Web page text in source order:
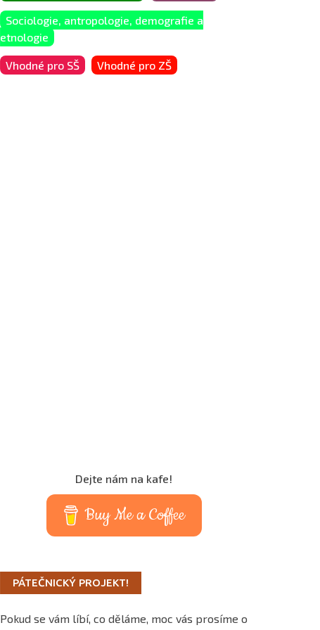
Sociologie, antropologie, demografie a
etnologie
Vhodné pro SŠ Vhodné pro ZŠ
Dejte nám na kafe!
Buy Me a Coffee
PÁTEČNICKÝ PROJEKT!
Pokud se vám líbí, co děláme, moc vás prosíme o